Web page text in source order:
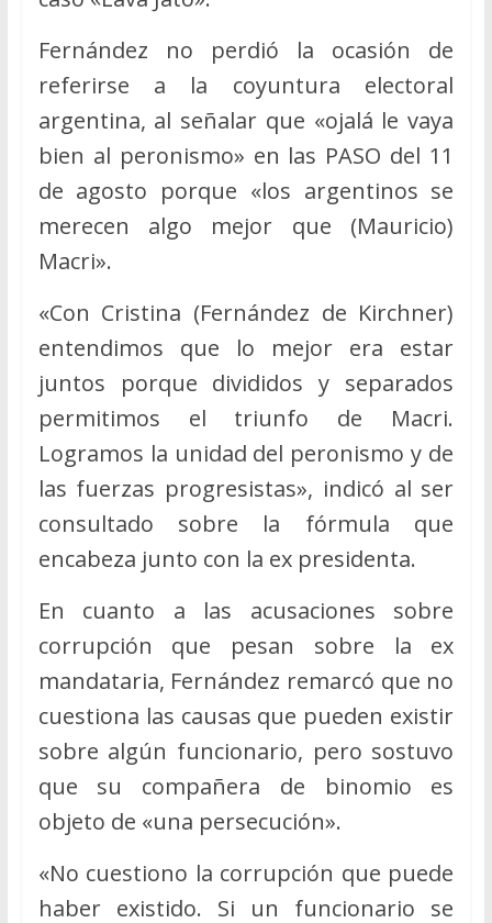
Fernández no perdió la ocasión de
referirse a la coyuntura electoral
argentina, al señalar que «ojalá le vaya
bien al peronismo» en las PASO del 11
de agosto porque «los argentinos se
merecen algo mejor que (Mauricio)
Macri».
«Con Cristina (Fernández de Kirchner)
entendimos que lo mejor era estar
juntos porque divididos y separados
permitimos el triunfo de Macri.
Logramos la unidad del peronismo y de
las fuerzas progresistas», indicó al ser
consultado sobre la fórmula que
encabeza junto con la ex presidenta.
En cuanto a las acusaciones sobre
corrupción que pesan sobre la ex
mandataria, Fernández remarcó que no
cuestiona las causas que pueden existir
sobre algún funcionario, pero sostuvo
que su compañera de binomio es
objeto de «una persecución».
«No cuestiono la corrupción que puede
haber existido. Si un funcionario se